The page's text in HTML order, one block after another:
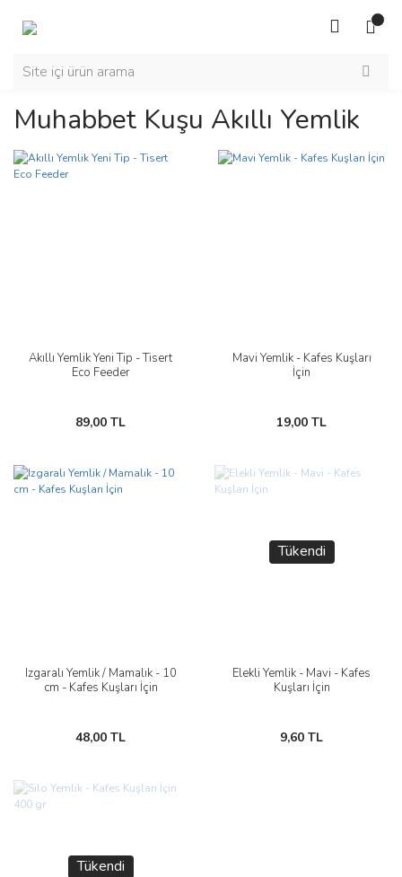
Muhabbet Kuşu Akıllı Yemlik
Akıllı Yemlik Yeni Tip - Tisert
Eco Feeder
89,00 TL
Mavi Yemlik - Kafes Kuşları
İçin
19,00 TL
Izgaralı Yemlik / Mamalık - 10
cm - Kafes Kuşları İçin
48,00 TL
Tükendi
Elekli Yemlik - Mavi - Kafes
Kuşları İçin
9,60 TL
Tükendi